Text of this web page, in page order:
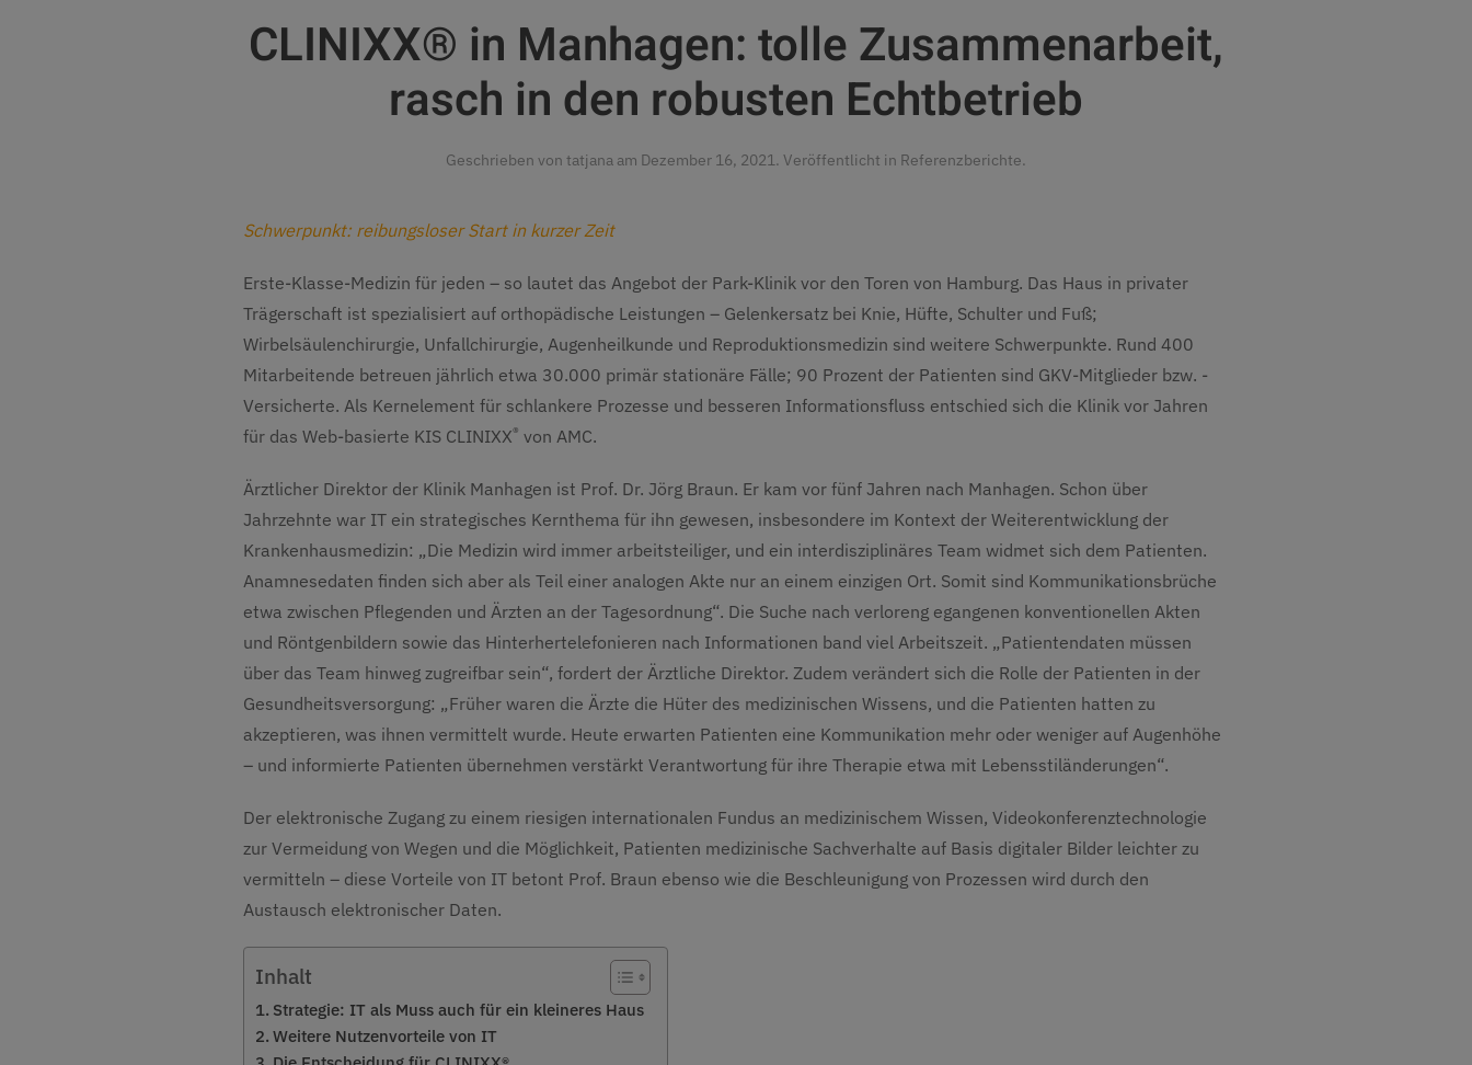
CLINIXX® in Manhagen: tolle Zusammenarbeit,
rasch in den robusten Echtbetrieb
Geschrieben von tatjana am Dezember 16, 2021. Veröffentlicht in Referenzberichte.
Schwerpunkt: reibungsloser Start in kurzer Zeit
Erste-Klasse-Medizin für jeden – so lautet das Angebot der Park-Klinik vor den Toren von Hamburg. Das Haus in privater
Trägerschaft ist spezialisiert auf orthopädische Leistungen – Gelenkersatz bei Knie, Hüfte, Schulter und Fuß;
Wirbelsäulenchirurgie, Unfallchirurgie, Augenheilkunde und Reproduktionsmedizin sind weitere Schwerpunkte. Rund 400
Mitarbeitende betreuen jährlich etwa 30.000 primär stationäre Fälle; 90 Prozent der Patienten sind GKV-Mitglieder bzw. -
Versicherte. Als Kernelement für schlankere Prozesse und besseren Informationsfluss entschied sich die Klinik vor Jahren
für das Web-basierte KIS CLINIXX® von AMC.
Ärztlicher Direktor der Klinik Manhagen ist Prof. Dr. Jörg Braun. Er kam vor fünf Jahren nach Manhagen. Schon über
Jahrzehnte war IT ein strategisches Kernthema für ihn gewesen, insbesondere im Kontext der Weiterentwicklung der
Krankenhausmedizin: „Die Medizin wird immer arbeitsteiliger, und ein interdisziplinäres Team widmet sich dem Patienten.
Anamnesedaten finden sich aber als Teil einer analogen Akte nur an einem einzigen Ort. Somit sind Kommunikationsbrüche
etwa zwischen Pflegenden und Ärzten an der Tagesordnung“. Die Suche nach verloreng egangenen konventionellen Akten
und Röntgenbildern sowie das Hinterhertelefonieren nach Informationen band viel Arbeitszeit. „Patientendaten müssen
über das Team hinweg zugreifbar sein“, fordert der Ärztliche Direktor. Zudem verändert sich die Rolle der Patienten in der
Gesundheitsversorgung: „Früher waren die Ärzte die Hüter des medizinischen Wissens, und die Patienten hatten zu
akzeptieren, was ihnen vermittelt wurde. Heute erwarten Patienten eine Kommunikation mehr oder weniger auf Augenhöhe
– und informierte Patienten übernehmen verstärkt Verantwortung für ihre Therapie etwa mit Lebensstiländerungen“.
Der elektronische Zugang zu einem riesigen internationalen Fundus an medizinischem Wissen, Videokonferenztechnologie
zur Vermeidung von Wegen und die Möglichkeit, Patienten medizinische Sachverhalte auf Basis digitaler Bilder leichter zu
vermitteln – diese Vorteile von IT betont Prof. Braun ebenso wie die Beschleunigung von Prozessen wird durch den
Austausch elektronischer Daten.
Inhalt
Strategie: IT als Muss auch für ein kleineres Haus
Weitere Nutzenvorteile von IT